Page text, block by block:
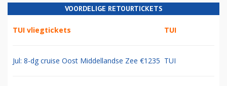
VOORDELIGE RETOURTICKETS
TUI vliegtickets TUI
Jul: 8-dg cruise Oost Middellandse Zee €1235 TUI